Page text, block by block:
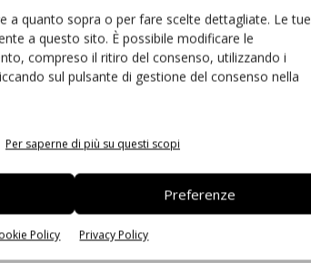
a quanto sopra o per fare scelte dettagliate. Le tue
a questo sito. È possibile modificare le
compreso il ritiro del consenso, utilizzando i
sul pulsante di gestione del consenso nella
Per saperne di più su questi scopi
Preferenze
Policy Privacy Policy
raggiungere un'elevata
ridotto
concorrenza.
Questo nuovo ADC ad
a sua volta di ridurre le
semplificare la gestione